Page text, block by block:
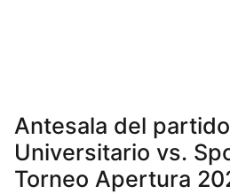
Antesala del
Universitario vs.
Torneo Apertura